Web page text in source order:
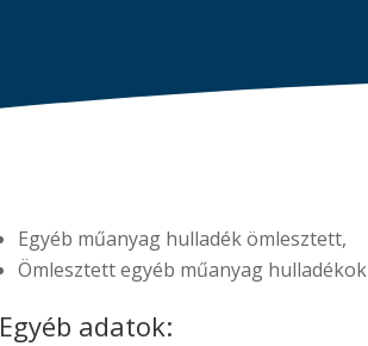
Egyéb műanyag hulladék ömlesztett,
Ömlesztett egyéb műanyag hulladékok
Egyéb adatok: